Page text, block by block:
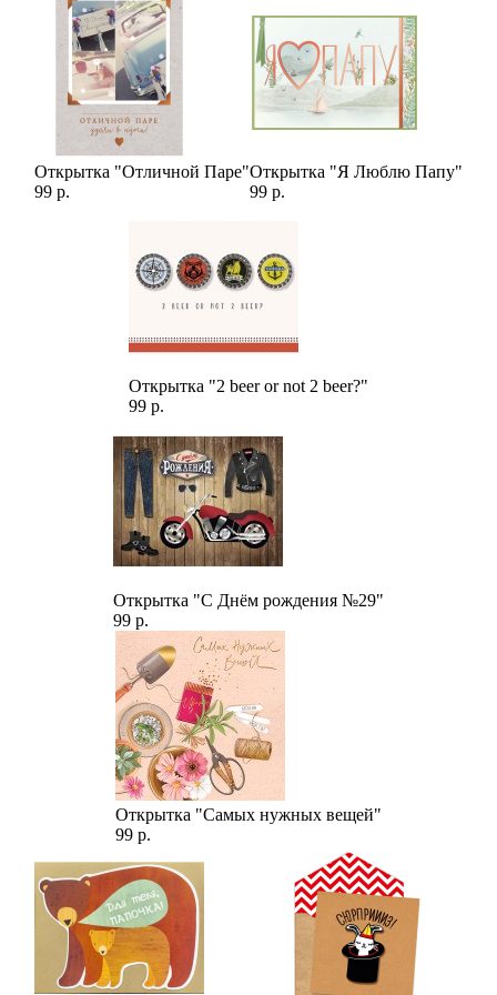
Открытка "Отличной Паре"
99 р.
Открытка "Я Люблю Папу"
99 р.
Открытка "2 beer or not 2 beer?"
99 р.
Открытка "С Днём рождения №29"
99 р.
Открытка "Самых нужных вещей"
99 р.